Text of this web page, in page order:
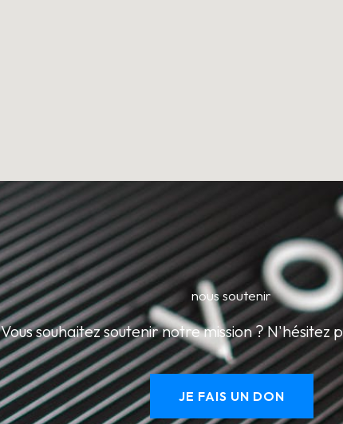
nous soutenir
Vous souhaitez soutenir notre mission ? N'hésitez
JE FAIS UN DON